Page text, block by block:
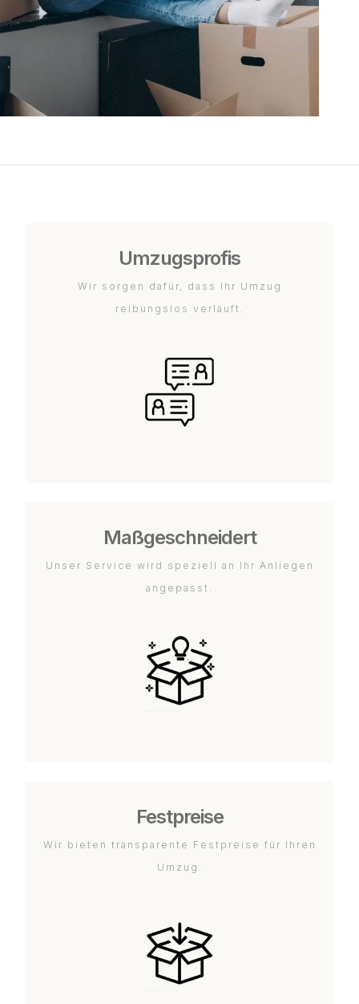
Umzugsprofis
Wir sorgen dafür, dass Ihr Umzug
reibungslos verläuft.
Maßgeschneidert
Unser Service wird speziell an Ihr Anliegen
angepasst.
Festpreise
Wir bieten transparente Festpreise für Ihren
Umzug.